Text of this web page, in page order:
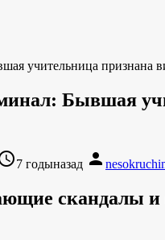
учительница признана
Бывшая
7 годыназад person
скандалы